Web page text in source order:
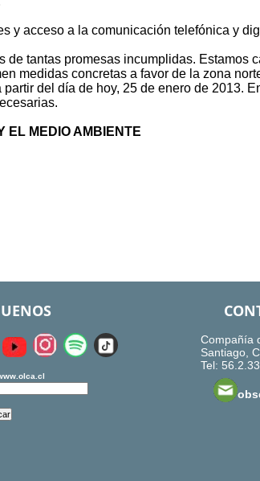
y acceso a la comunicación telefónica y
de tantas promesas incumplidas. Estamos
medidas concretas a favor de la zona
del día de hoy, 25 de enero de 2013.
EL MEDIO AMBIENTE
Compañía
Santiago,
Tel: